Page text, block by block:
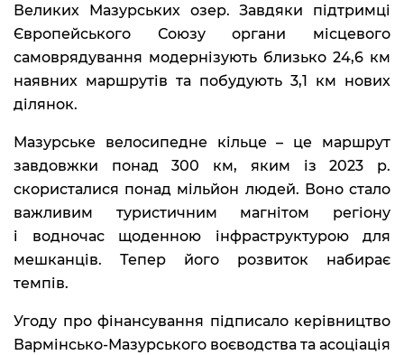
Великих Мазурських озер. Завдяки підтримці
Європейського Союзу органи місцевого
самоврядування модернізують близько 24,6 км
наявних маршрутів та побудують 3,1 км нових
ділянок.
Мазурське велосипедне кільце – це маршрут
завдовжки понад 300 км, яким із 2023 р.
скористалися понад мільйон людей. Воно стало
важливим туристичним магнітом регіону
і водночас щоденною інфраструктурою для
мешканців. Тепер його розвиток набирає
темпів.
Угоду про фінансування підписало керівництво
Вармінсько-Мазурського воєводства та асоціація